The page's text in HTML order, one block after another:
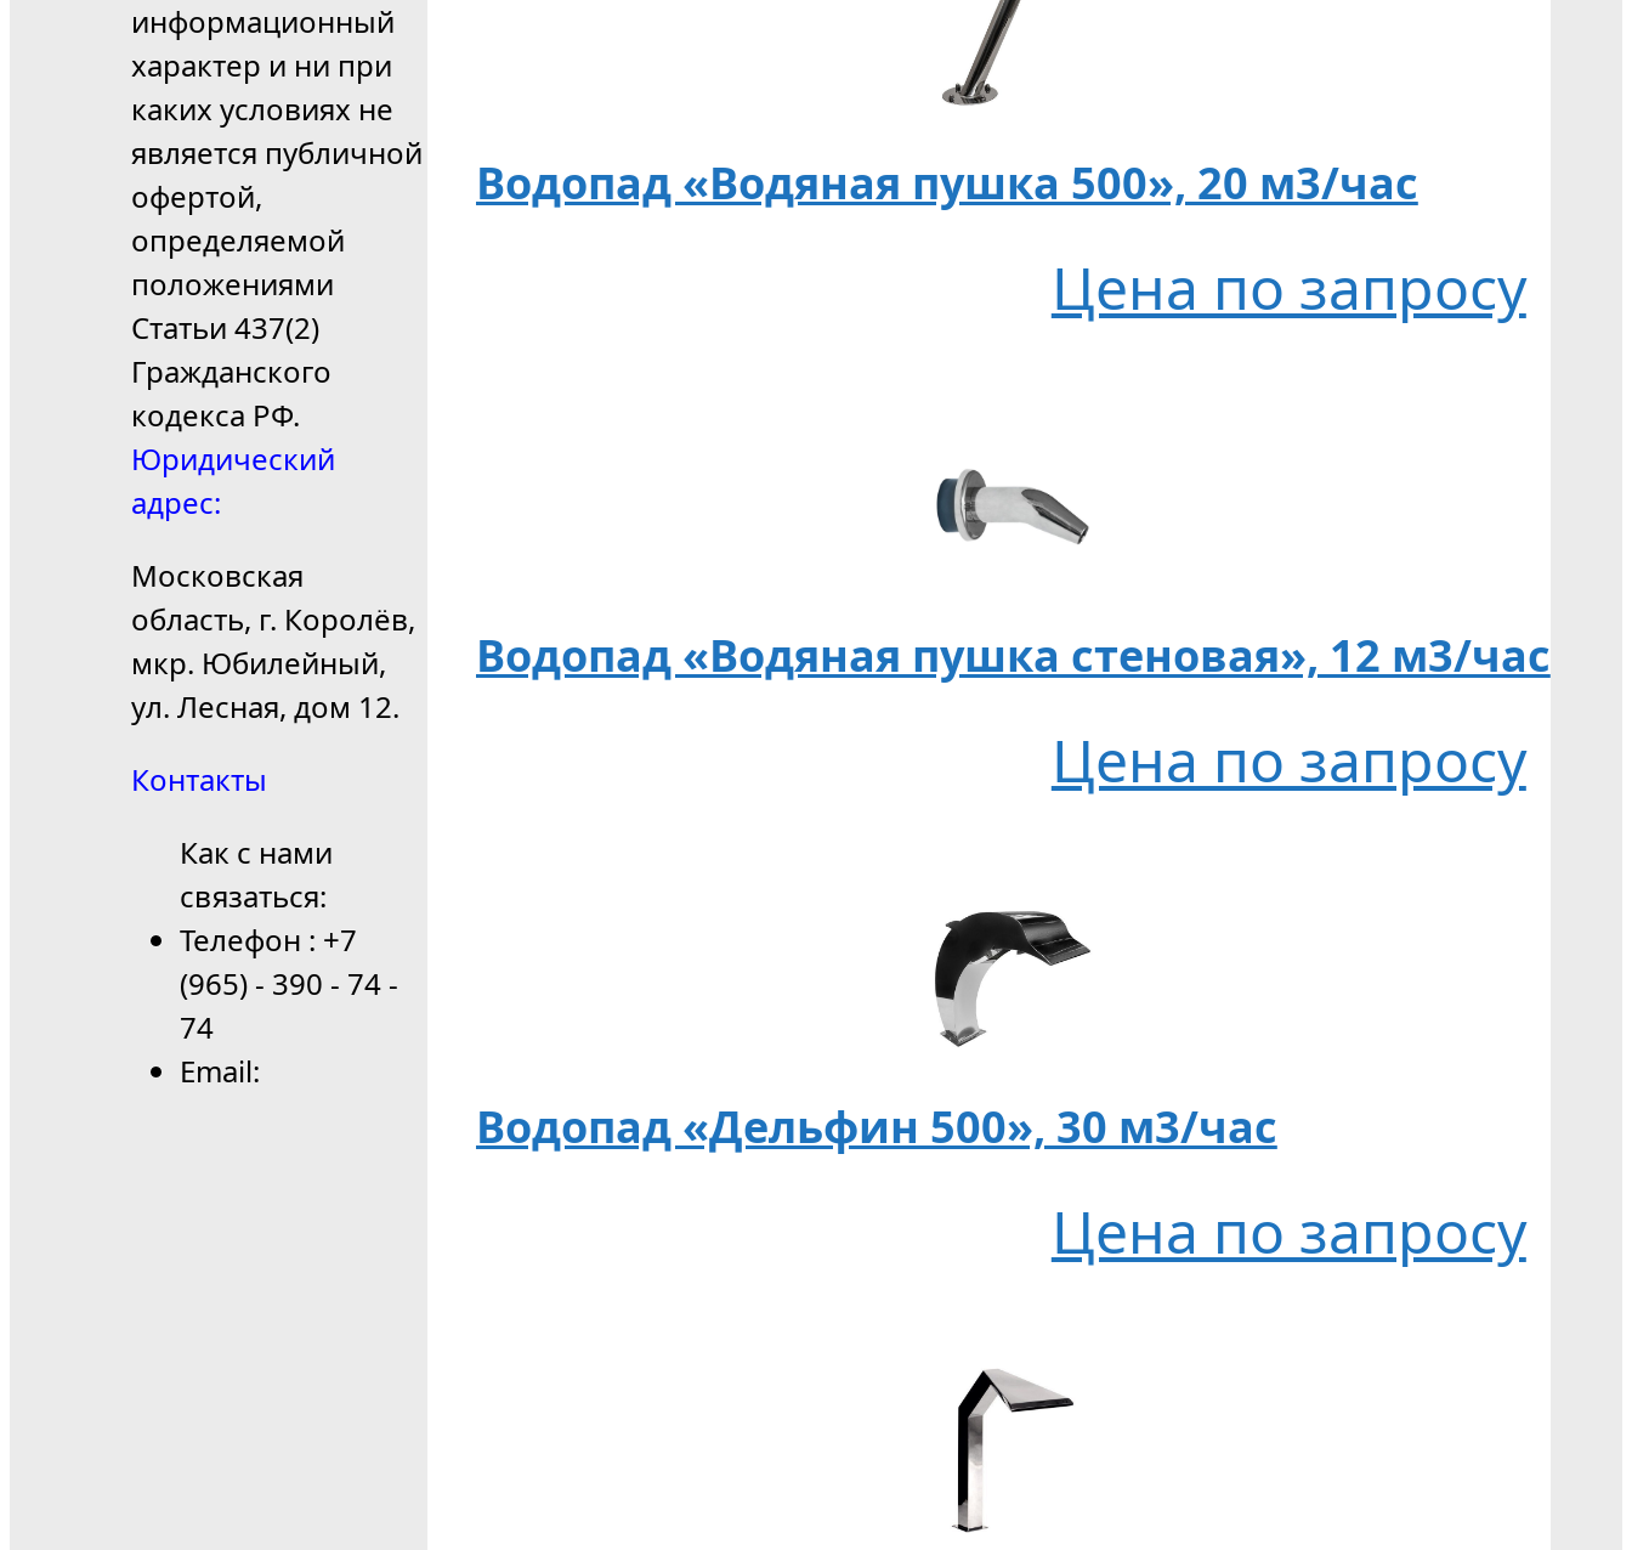
Водопад «Водяная пушка 500», 20 м3/час
Цена по запросу
Водопад «Водяная пушка стеновая», 12 м3/час
Цена по запросу
Водопад «Дельфин 500», 30 м3/час
Цена по запросу
информационный
характер и ни при
каких условиях не
является публичной
офертой,
определяемой
положениями
Статьи 437(2)
Гражданского
кодекса РФ.
Юридический
адрес:
Московская
область, г. Королёв,
мкр. Юбилейный,
ул. Лесная, дом 12.
Контакты
Как с нами
связаться:
Телефон : +7
(965) - 390 - 74 -
74
Email: